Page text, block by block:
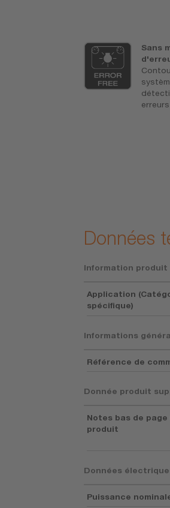
Sans
Données
Information produit
Application
spécifique)
Informations
Référence de
Donnée produit
Notes bas de
produit
Données
Puissance